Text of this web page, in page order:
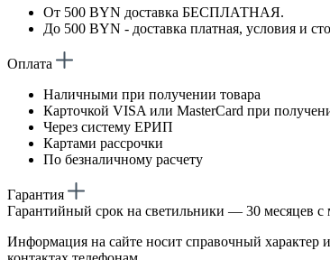
От 500 BYN доставка БЕСПЛАТНАЯ.
До 500 BYN - доставка платная, условия и
Оплата
Наличными при получении товара
Карточкой VISA или MasterCard при
Через систему ЕРИП
Картами рассрочки
По безналичному расчету
Гарантия
Гарантийный срок на светильники — 30 месяцев с
Информация на сайте носит справочный характер